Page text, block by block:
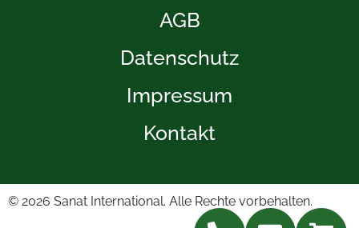
AGB
Datenschutz
Impressum
Kontakt
© 2026 Sanat International. Alle Rechte vorbehalten.